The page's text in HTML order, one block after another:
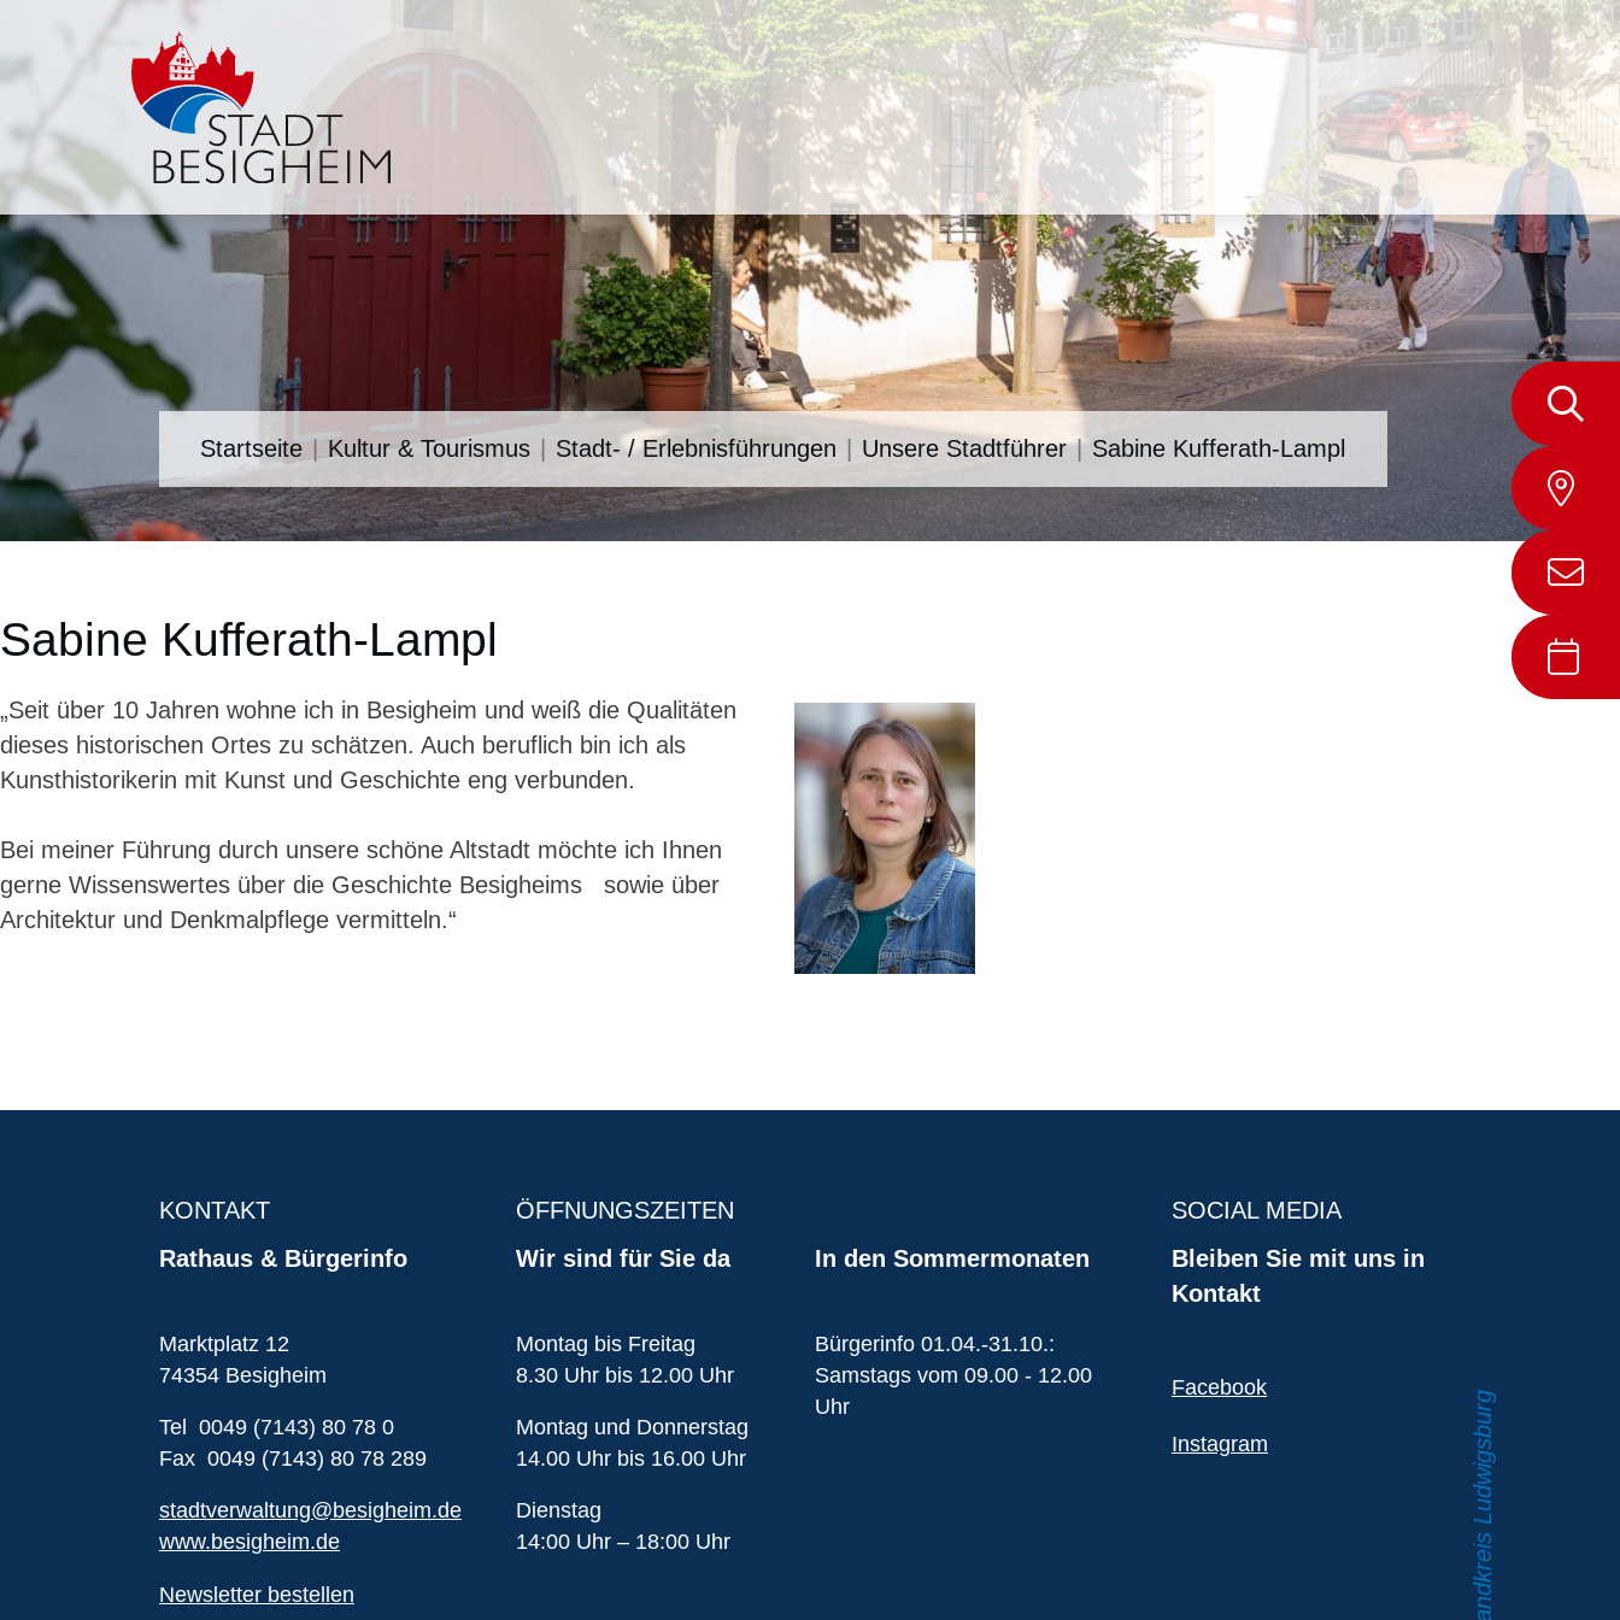
Startseite Kultur & Tourismus Stadt- / Erlebnisführungen Unsere Stadtführer Sabine Kufferath-Lampl
Sabine Kufferath-Lampl
„Seit über 10 Jahren wohne ich in Besigheim und weiß die Qualitäten
dieses historischen Ortes zu schätzen. Auch beruflich bin ich als
Kunsthistorikerin mit Kunst und Geschichte eng verbunden.
Bei meiner Führung durch unsere schöne Altstadt möchte ich Ihnen
gerne Wissenswertes über die Geschichte Besigheims sowie über
Architektur und Denkmalpflege vermitteln.“
KONTAKT
Rathaus & Bürgerinfo
Marktplatz 12
74354 Besigheim
Tel 0049 (7143) 80 78 0
Fax 0049 (7143) 80 78 289
stadtverwaltung@besigheim.de
www.besigheim.de
Newsletter bestellen
ÖFFNUNGSZEITEN
Wir sind für Sie da
Montag bis Freitag
8.30 Uhr bis 12.00 Uhr
Montag und Donnerstag
14.00 Uhr bis 16.00 Uhr
Dienstag
14:00 Uhr – 18:00 Uhr
In den Sommermonaten
Bürgerinfo 01.04.-31.10.:
Samstags vom 09.00 - 12.00
Uhr
SOCIAL MEDIA
Bleiben Sie mit uns in
Kontakt
Facebook
Instagram